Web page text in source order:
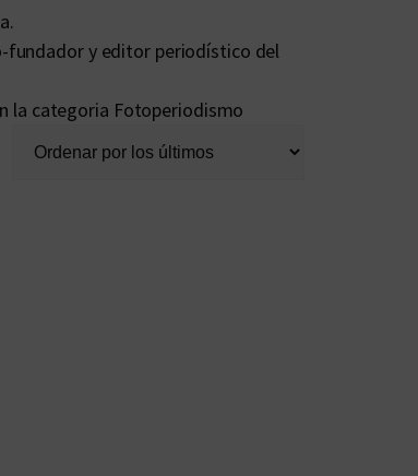
fundador y editor periodístico del
la categoria Fotoperiodismo